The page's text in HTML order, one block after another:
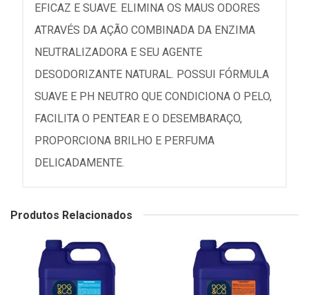
EFICAZ E SUAVE. ELIMINA OS MAUS ODORES
ATRAVÉS DA AÇÃO COMBINADA DA ENZIMA
NEUTRALIZADORA E SEU AGENTE
DESODORIZANTE NATURAL. POSSUI FÓRMULA
SUAVE E PH NEUTRO QUE CONDICIONA O PELO,
FACILITA O PENTEAR E O DESEMBARAÇO,
PROPORCIONA BRILHO E PERFUMA
DELICADAMENTE.
Produtos Relacionados